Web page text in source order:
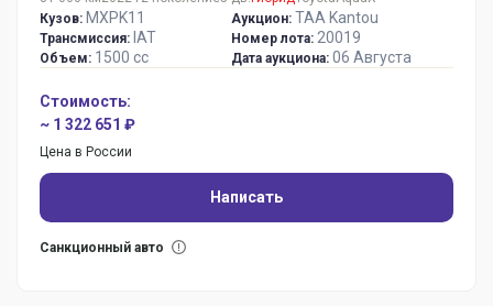
Кузов: MXPK11
Трансмиссия: IAT
Объем: 1500 сс
Аукцион: TAA Kantou
Номер лота: 20019
Дата аукциона: 06 Августа
Стоимость:
~ 1 322 651 ₽
Цена в России
Написать
Санкционный авто